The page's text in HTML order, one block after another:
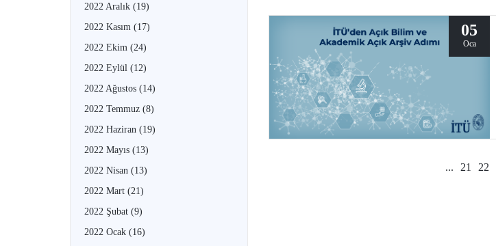
2022 Aralık (19)
2022 Kasım (17)
2022 Ekim (24)
2022 Eylül (12)
2022 Ağustos (14)
2022 Temmuz (8)
2022 Haziran (19)
2022 Mayıs (13)
2022 Nisan (13)
2022 Mart (21)
2022 Şubat (9)
2022 Ocak (16)
05
Oca
... 21 22